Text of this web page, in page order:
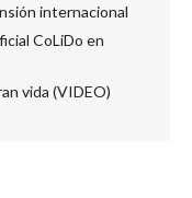
internacional
CoLiDo en
vida (VIDEO)